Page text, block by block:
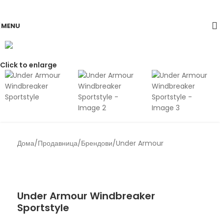
MENU
Click to enlarge
Дома/Продавница/Брендови/Under Armour
Under Armour Windbreaker
Sportstyle